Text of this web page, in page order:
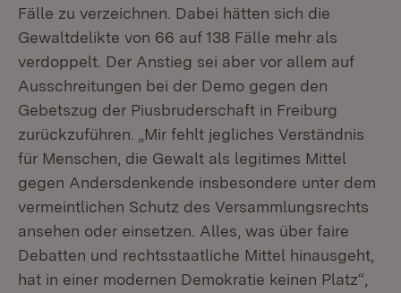
Fälle zu verzeichnen. Dabei hätten sich die
Gewaltdelikte von 66 auf 138 Fälle mehr als
verdoppelt. Der Anstieg sei aber vor allem auf
Ausschreitungen bei der Demo gegen den
Gebetszug der Piusbruderschaft in Freiburg
zurückzuführen. „Mir fehlt jegliches Verständnis
für Menschen, die Gewalt als legitimes Mittel
gegen Andersdenkende insbesondere unter dem
vermeintlichen Schutz des Versammlungsrechts
ansehen oder einsetzen. Alles, was über faire
Debatten und rechtsstaatliche Mittel hinausgeht,
hat in einer modernen Demokratie keinen Platz“,